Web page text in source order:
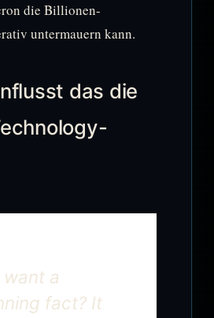
die Billionen-
untermauern kann.
das die
want a
fact? It